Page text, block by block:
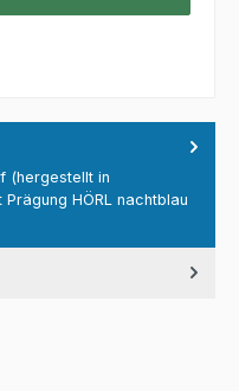
(hergestellt in
HÖRL nachtblau